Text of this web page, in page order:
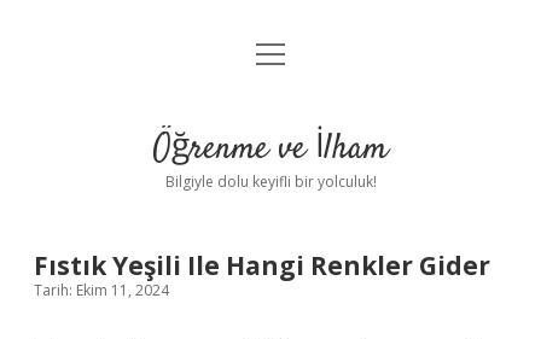
Anasayfa
Yasal Uyarı
menüyü
Öğrenme ve İlham
Bilgiyle dolu keyifli bir yolculuk!
Fıstık Yeşili Ile Hangi Renkler Gider
Tarih: Ekim 11, 2024